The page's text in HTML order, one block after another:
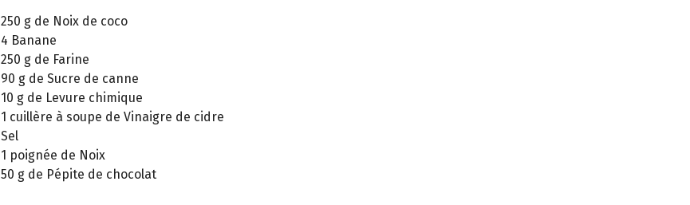
250 g de Noix de coco
4 Banane
250 g de Farine
90 g de Sucre de canne
10 g de Levure chimique
1 cuillère à soupe de Vinaigre de cidre
Sel
1 poignée de Noix
50 g de Pépite de chocolat